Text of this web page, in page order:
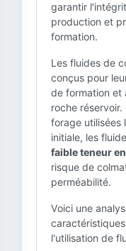
garantir
production et
formation.
Les fluides de
conçus pour
de formation et
roche
forage utilisées
initiale, les
faible teneur
risque de
perméabilité.
Voici une
l'utilisation de